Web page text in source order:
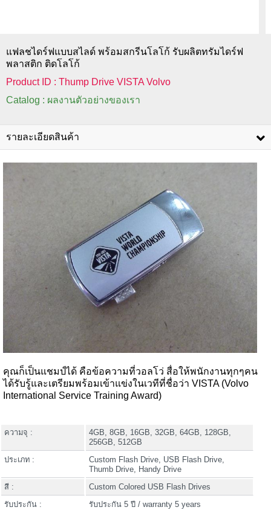
แฟลชไดร์ฟแบบสไลด์ พร้อมสกรีนโลโก้ รับผลิตทรัมไดร์ฟ
พลาสติก ติดโลโก้
Product ID : Thump Drive VISTA Volvo
Catalog : ผลงานตัวอย่างของเรา
รายละเอียดสินค้า
คุณก็เป็นแชมป์ได้ คือข้อความที่วอลโว่ สื่อให้พนักงานทุกๆคน
ได้รับรู้และเตรียมพร้อมเข้าแข่งในเวทีที่ชื่อว่า VISTA (Volvo
International Service Training Award)
ความจุ :
4GB, 8GB, 16GB, 32GB, 64GB, 128GB,
256GB, 512GB
ประเภท :
Custom Flash Drive, USB Flash Drive,
Thumb Drive, Handy Drive
สี :
Custom Colored USB Flash Drives
รับประกัน :
รับประกัน 5 ปี / warranty 5 years